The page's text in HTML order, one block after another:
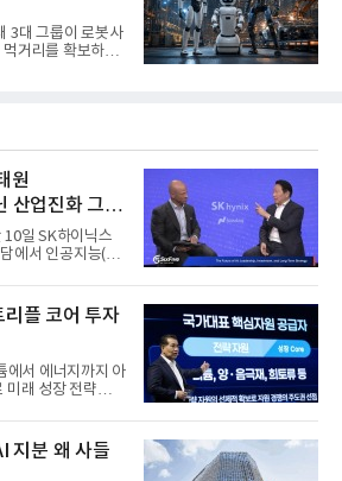
3대 그룹이 로봇사
거리를 확보하기
원
산업진화 그
10일 SK하이닉스
에서 인공지능(AI)
플 코어 투자
마련 전략은?
에서 에너지까지 아
미래 성장 전략을
지분 왜 사들